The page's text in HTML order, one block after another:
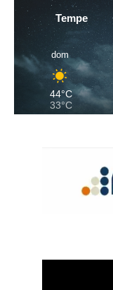
Tempe
dom
44°C
33°C